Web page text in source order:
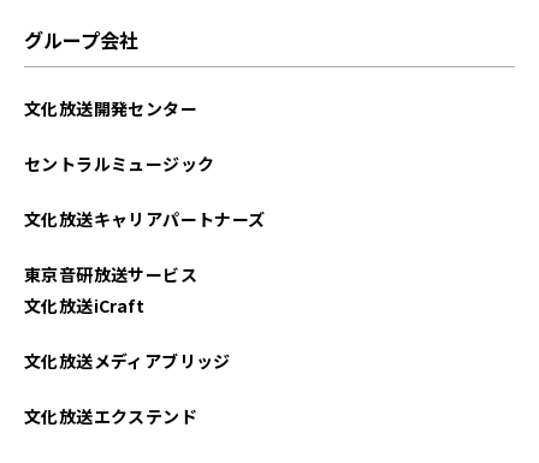
2025年06月
2025年01月
2024年12月
グループ会社
文化放送開発センター
セントラルミュージック
文化放送キャリアパートナーズ
東京音研放送サービス
文化放送iCraft
文化放送メディアブリッジ
文化放送エクステンド